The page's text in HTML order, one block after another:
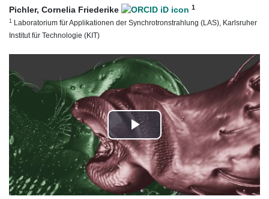
Pichler, Cornelia Friederike 1
1 Laboratorium für Applikationen der Synchrotronstrahlung (LAS), Karlsruher
Institut für Technologie (KIT)
Play
Video